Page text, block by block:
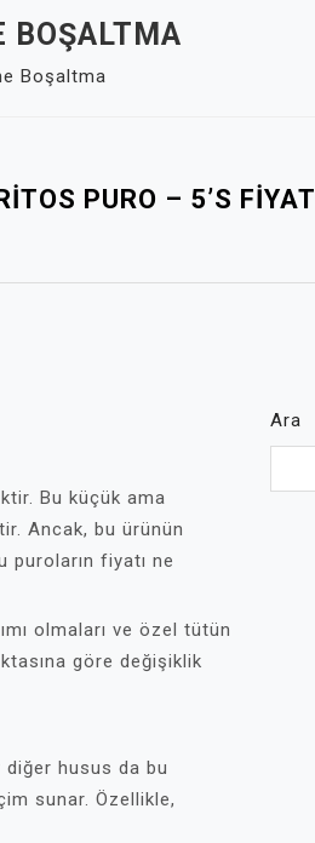
BOŞALTMA
Boşaltma
PURO – 5’S FIYAT
Bu küçük ama
Ancak, bu ürünün
puroların fiyatı ne
olmaları ve özel tütün
göre değişiklik
husus da bu
sunar. Özellikle,
Ara